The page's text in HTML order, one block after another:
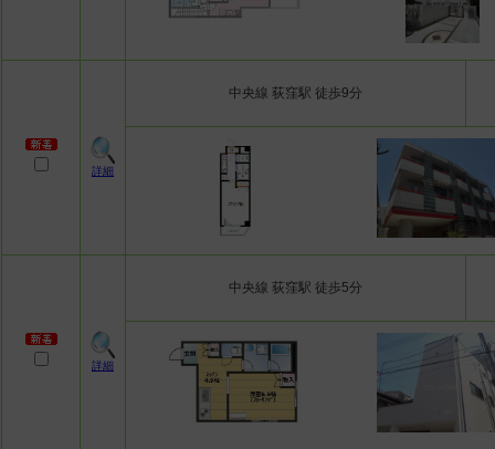
詳細
中央線 荻窪駅 徒歩9分
詳細
中央線 荻窪駅 徒歩5分